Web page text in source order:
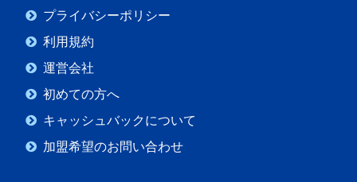
プライバシーポリシー
利用規約
運営会社
初めての方へ
キャッシュバックについて
加盟希望のお問い合わせ